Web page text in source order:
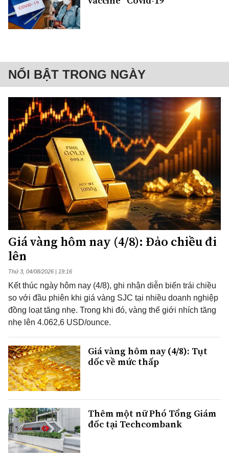
NỔI BẬT TRONG NGÀY
Giá vàng hôm nay (4/8): Đảo chiều đi
lên
Thứ 3, 04/08/2026 | 19:16
Kết thúc ngày hôm nay (4/8), ghi nhận diễn biến trái chiều
so với đầu phiên khi giá vàng SJC tại nhiều doanh nghiệp
đồng loạt tăng nhẹ. Trong khi đó, vàng thế giới nhích tăng
nhẹ lên 4.062,6 USD/ounce.
Giá vàng hôm nay (4/8): Tụt
dốc về mức thấp
Thêm một nữ Phó Tổng Giám
đốc tại Techcombank